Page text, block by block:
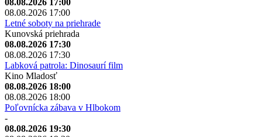
08.08.2026 17:00
08.08.2026 17:00
Letné soboty na priehrade
Kunovská priehrada
08.08.2026 17:30
08.08.2026 17:30
Labková patrola: Dinosaurí film
Kino Mladosť
08.08.2026 18:00
08.08.2026 18:00
Poľovnícka zábava v Hlbokom
-
08.08.2026 19:30